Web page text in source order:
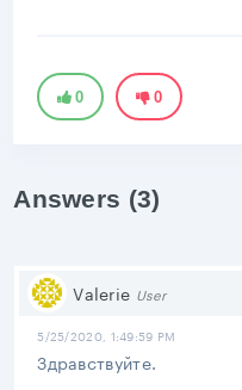
0 0
Answers (3)
Valerie User
5/25/2020, 1:49:59 PM
Здравствуйте.